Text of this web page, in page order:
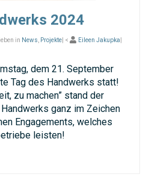
2024
in News Projekte | < Eileen Jakupka
dem 21. September
Tag des Handwerks statt!
zu machen” stand der
ganz im Zeichen
Engagements, welches
leisten!